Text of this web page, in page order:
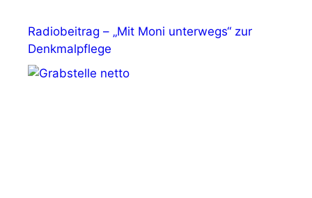
Radiobeitrag – „Mit Moni unterwegs“ zur
Denkmalpflege